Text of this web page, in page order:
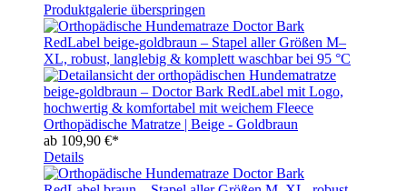
Produktgalerie überspringen
Orthopädische Matratze | Beige - Goldbraun
ab 109,90 €*
Details